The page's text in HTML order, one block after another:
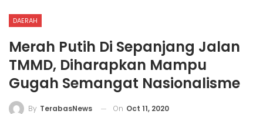
DAERAH
Merah Putih Di Sepanjang Jalan
TMMD, Diharapkan Mampu
Gugah Semangat Nasionalisme
By TerabasNews On Oct 11, 2020